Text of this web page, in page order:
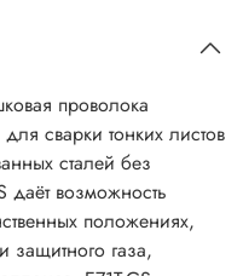
проволока
сварки тонких листов
сталей без
даёт возможность
положениях,
защитного газа,